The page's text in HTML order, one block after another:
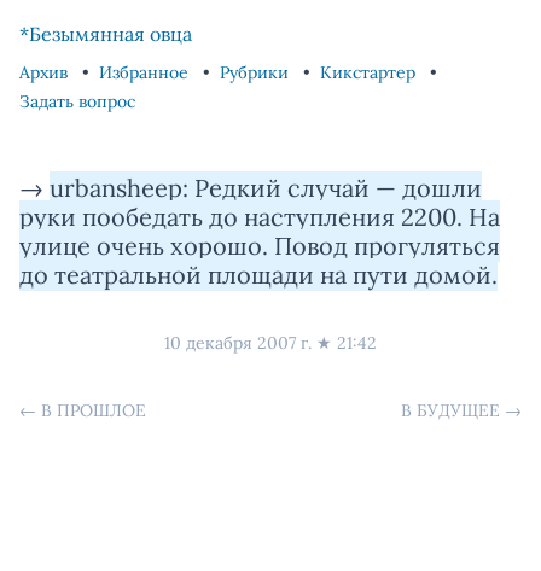
*Безымянная овца
Архив Избранное Рубрики
Кикстартер
Задать вопрос
→ urbansheep: Редкий случай — дошли
руки пообедать до наступления 2200. На
улице очень хорошо. Повод прогуляться
до театральной площади на пути домой.
10 декабря 2007 г. ★ 21:42
← В ПРОШЛОЕ В БУДУЩЕЕ →